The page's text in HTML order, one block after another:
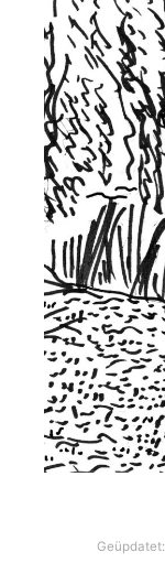
Geüpdatet: